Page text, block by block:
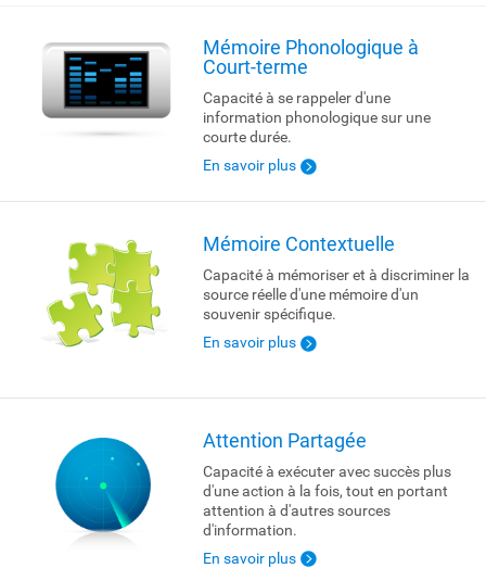
Mémoire Phonologique à
Court-terme
Capacité à se rappeler d'une
information phonologique sur une
courte durée.
En savoir plus
Mémoire Contextuelle
Capacité à mémoriser et à discriminer la
source réelle d'une mémoire d'un
souvenir spécifique.
En savoir plus
Attention Partagée
Capacité à exécuter avec succès plus
d'une action à la fois, tout en portant
attention à d'autres sources
d'information.
En savoir plus